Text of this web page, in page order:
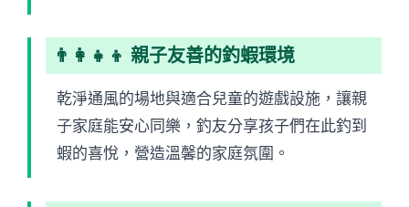
👨‍👩‍👧‍👦 親子友善的釣蝦環境
乾淨通風的場地與適合兒童的遊戲設施，讓親
子家庭能安心同樂，釣友分享孩子們在此釣到
蝦的喜悅，營造溫馨的家庭氛圍。